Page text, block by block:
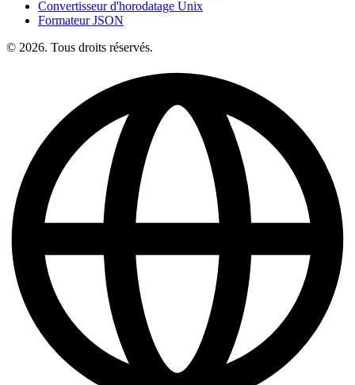
Convertisseur d'horodatage Unix
Formateur JSON
© 2026. Tous droits réservés.